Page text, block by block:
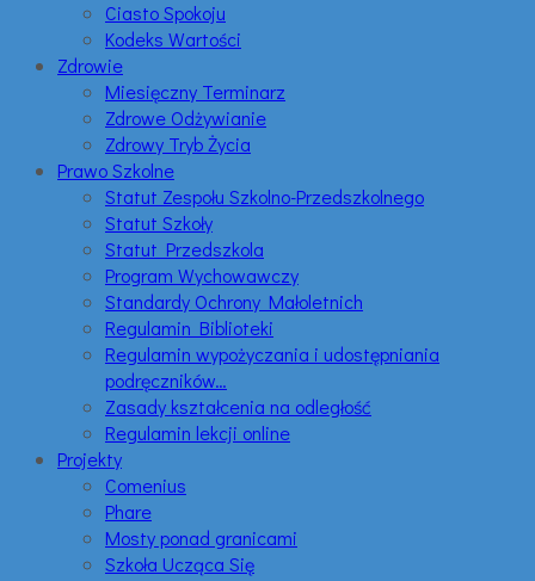
Ciasto Spokoju
Kodeks Wartości
Zdrowie
Miesięczny Terminarz
Zdrowe Odżywianie
Zdrowy Tryb Życia
Prawo Szkolne
Statut Zespołu Szkolno-Przedszkolnego
Statut Szkoły
Statut Przedszkola
Program Wychowawczy
Standardy Ochrony Małoletnich
Regulamin Biblioteki
Regulamin wypożyczania i udostępniania
podręczników…
Zasady kształcenia na odległość
Regulamin lekcji online
Projekty
Comenius
Phare
Mosty ponad granicami
Szkoła Ucząca Się